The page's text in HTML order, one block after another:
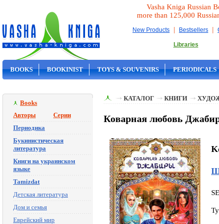
Vasha Kniga Russian
more than 125,000
New Products | Bestsellers |
Libraries
BOOKS BOOKINIST TOYS & SOUVENIRS PERIODICALS
Books
Авторы
Серии
Периодика
Букинистическая
литература
Книги на украинском
языке
Tamizdat
Детская литература
Дом и семья
Еврейский мир
КАТАЛОГ КНИГИ
Коварная любовь